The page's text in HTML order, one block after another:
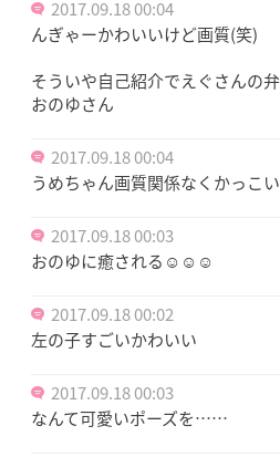
2017.09.18 00:04
んぎゃーかわいいけど画質(笑)
そういや自己紹介でえぐさんの
おのゆさん
2017.09.18 00:04
うめちゃん画質関係なくかっこ
2017.09.18 00:03
おのゆに癒される☺☺☺
2017.09.18 00:02
左の子すごいかわいい
2017.09.18 00:03
なんて可愛いポーズを……